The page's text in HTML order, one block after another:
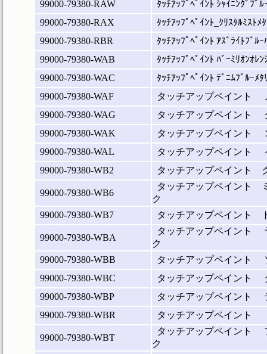
99000-79380-RAW
ﾀｯﾁｱｯﾌﾟﾍﾟｲﾝﾄ ｼｬｲﾆﾝｸﾞﾌﾞﾙ
99000-79380-RAX
ﾀｯﾁｱｯﾌﾟﾍﾟｲﾝﾄ_ｸﾘｽﾀﾙﾐｽﾄﾒ
99000-79380-RBR
ﾀｯﾁｱｯﾌﾟﾍﾟｲﾝﾄ ｱｽﾞﾗｲﾄﾌﾞﾙｰ
99000-79380-WAB
ﾀｯﾁｱｯﾌﾟﾍﾟｲﾝﾄ ﾊﾞｰﾐﾘｵﾝｵﾚﾝ
99000-79380-WAC
ﾀｯﾁｱｯﾌﾟﾍﾟｲﾝﾄ ﾃﾞﾆﾑﾌﾞﾙｰﾒﾀ
99000-79380-WAF
タッチアップペイント
99000-79380-WAG
タッチアップペイント
99000-79380-WAK
タッチアップペイント
99000-79380-WAL
タッチアップペイント
99000-79380-WB2
タッチアップペイント
99000-79380-WB6
タッチアップペイント
ク
99000-79380-WB7
タッチアップペイント
99000-79380-WBA
タッチアップペイント
ク
99000-79380-WBB
タッチアップペイント
99000-79380-WBC
タッチアップペイント
99000-79380-WBP
タッチアップペイント
99000-79380-WBR
タッチアップペイント
99000-79380-WBT
タッチアップペイント
ク